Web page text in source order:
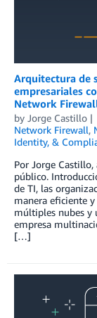
Arquitectura de
empresariales
Network
by Jorge Castillo
Network Firewall,
Identity, &
Por Jorge
público.
de TI, las
manera eficiente
múltiples nubes y
empresa
[…]